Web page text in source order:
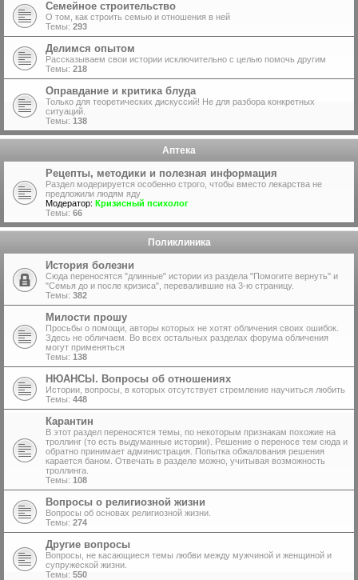
Семейное строительство
О том, как строить семью и отношения в ней
Темы: 293
Делимся опытом
Рассказываем свои истории исключительно с целью помочь другим
Темы: 218
Оправдание и критика блуда
Только для теоретических дискуссий! Не для разбора конкретных
ситуаций.
Темы: 138
Аптека
Рецепты, методики и полезная информация
Раздел модерируется особенно строго, чтобы вместо лекарства не
предложили людям яду
Модератор: Кризисный психолог
Темы: 66
Поликлиника
История болезни
Сюда переносятся "длинные" истории из раздела "Помогите вернуть" и
"Семья до и после кризиса", перевалившие на 3-ю страницу.
Темы: 382
Милости прошу
Просьбы о помощи, авторы которых не хотят обличения своих ошибок.
Здесь не обличаем. Во всех остальных разделах форума обличения
могут применяться
Темы: 138
НЮАНСЫ. Вопросы об отношениях
Истории, вопросы, в которых отсутствует стремление научиться любить
Темы: 448
Карантин
В этот раздел переносятся темы, по некоторым признакам похожие на
троллинг (то есть выдуманные истории). Решение о переносе тем сюда и
обратно принимает администрация. Попытка обжалования решения
карается баном. Отвечать в разделе можно, учитывая возможность
троллинга.
Темы: 108
Вопросы о религиозной жизни
Вопросы об основах религиозной жизни.
Темы: 274
Другие вопросы
Вопросы, не касающиеся темы любви между мужчиной и женщиной и
супружеской жизни.
Темы: 550